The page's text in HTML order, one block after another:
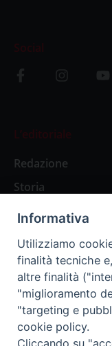
Social
L’editoriale
Redazione
Storia
Abbonamenti
Abbonamento
Abbonamento
Abbonamento
Informativa
Utilizziamo
finalità tecniche
altre finalità
"miglioramento
"targeting e
cookie policy.